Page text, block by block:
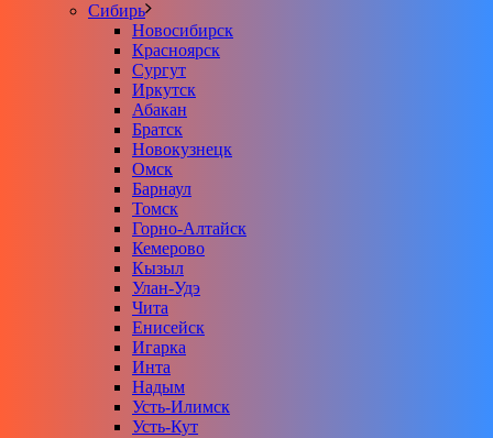
Сибирь
Новосибирск
Красноярск
Сургут
Иркутск
Абакан
Братск
Новокузнецк
Омск
Барнаул
Томск
Горно-Алтайск
Кемерово
Кызыл
Улан-Удэ
Чита
Енисейск
Игарка
Инта
Надым
Усть-Илимск
Усть-Кут